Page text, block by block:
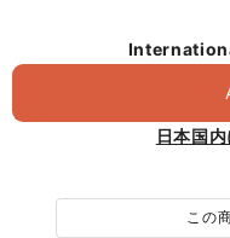
日本国
この